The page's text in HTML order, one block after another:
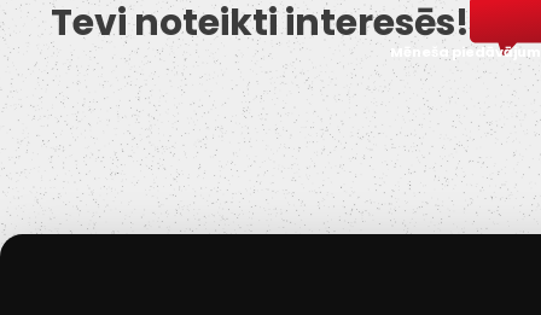
Tevi noteikti interesēs!
Mēneša piedāvājums